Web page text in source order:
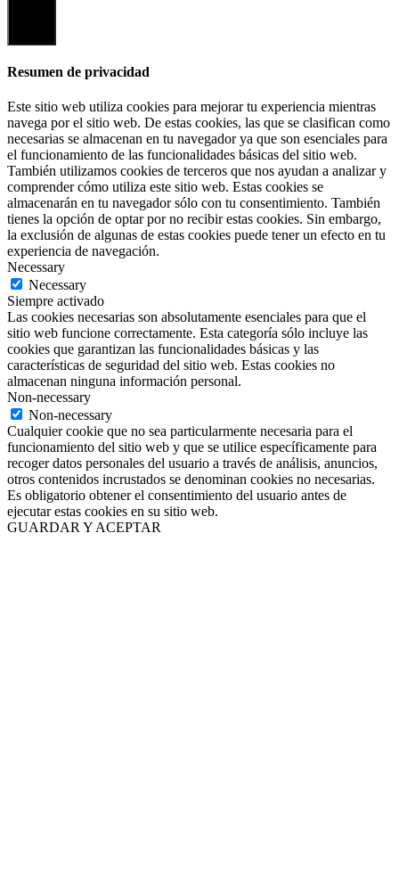
Resumen de privacidad
Este sitio web utiliza cookies para mejorar tu experiencia mientras
navega por el sitio web. De estas cookies, las que se clasifican como
necesarias se almacenan en tu navegador ya que son esenciales para
el funcionamiento de las funcionalidades básicas del sitio web.
También utilizamos cookies de terceros que nos ayudan a analizar y
comprender cómo utiliza este sitio web. Estas cookies se
almacenarán en tu navegador sólo con tu consentimiento. También
tienes la opción de optar por no recibir estas cookies. Sin embargo,
la exclusión de algunas de estas cookies puede tener un efecto en tu
experiencia de navegación.
Necessary
Necessary
Siempre activado
Las cookies necesarias son absolutamente esenciales para que el
sitio web funcione correctamente. Esta categoría sólo incluye las
cookies que garantizan las funcionalidades básicas y las
características de seguridad del sitio web. Estas cookies no
almacenan ninguna información personal.
Non-necessary
Non-necessary
Cualquier cookie que no sea particularmente necesaria para el
funcionamiento del sitio web y que se utilice específicamente para
recoger datos personales del usuario a través de análisis, anuncios,
otros contenidos incrustados se denominan cookies no necesarias.
Es obligatorio obtener el consentimiento del usuario antes de
ejecutar estas cookies en su sitio web.
GUARDAR Y ACEPTAR